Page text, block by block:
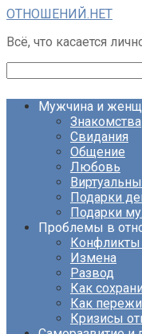
Перейти
контенту
ОТНОШЕНИЙ.НЕТ
Всё, что касается
Мужчина и
Знакомства
Свидания
Общение
Любовь
Подарки
Подарки
Проблемы в
Конфликты
Измена
Развод
Как
Как
Кризисы